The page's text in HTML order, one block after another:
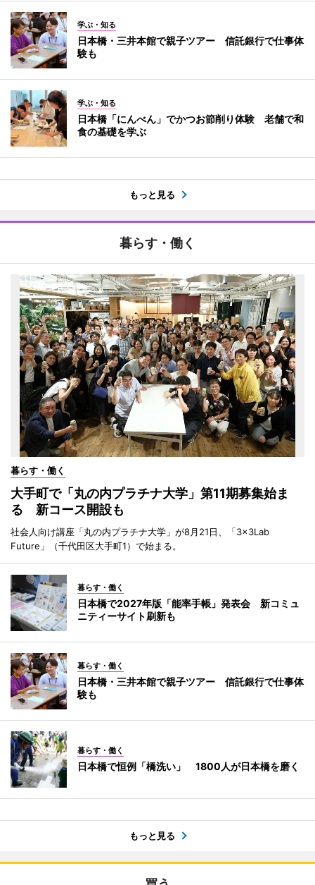
学ぶ・知る
日本橋・三井本館で親子ツアー 信託銀行で仕事体
験も
学ぶ・知る
日本橋「にんべん」でかつお節削り体験 老舗で和
食の基礎を学ぶ
もっと見る
暮らす・働く
暮らす・働く
大手町で「丸の内プラチナ大学」第11期募集始ま
る 新コース開設も
社会人向け講座「丸の内プラチナ大学」が8月21日、「3×3Lab
Future」（千代田区大手町1）で始まる。
暮らす・働く
日本橋で2027年版「能率手帳」発表会 新コミュ
ニティーサイト刷新も
暮らす・働く
日本橋・三井本館で親子ツアー 信託銀行で仕事体
験も
暮らす・働く
日本橋で恒例「橋洗い」 1800人が日本橋を磨く
もっと見る